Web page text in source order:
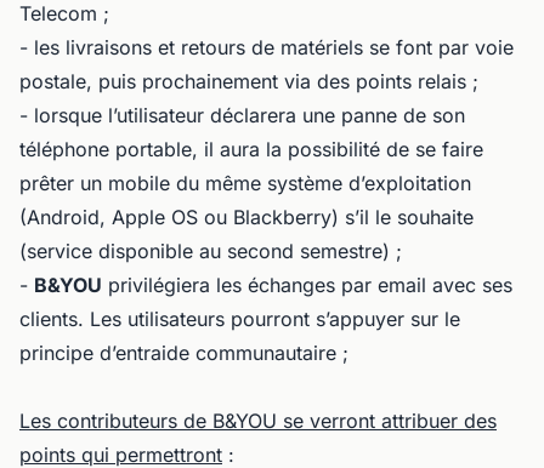
Telecom ;
- les livraisons et retours de matériels se font par voie
postale, puis prochainement via des points relais ;
- lorsque l’utilisateur déclarera une panne de son
téléphone portable, il aura la possibilité de se faire
prêter un mobile du même système d’exploitation
(Android, Apple OS ou Blackberry) s’il le souhaite
(service disponible au second semestre) ;
- B&YOU privilégiera les échanges par email avec ses
clients. Les utilisateurs pourront s’appuyer sur le
principe d’entraide communautaire ;
Les contributeurs de B&YOU se verront attribuer des
points qui permettront :